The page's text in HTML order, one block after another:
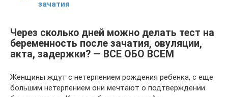
зачатия
Через сколько дней можно делать тест на
беременность после зачатия, овуляции,
акта, задержки? — ВСЕ ОБО ВСЕМ
Женщины ждут с нетерпением рождения ребенка, с еще
большим нетерпением они мечтают о подтверждении